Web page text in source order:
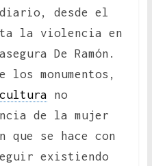
desde el
la violencia en
De Ramón.
los monumentos,
cultura no
de la mujer
que se hace con
existiendo